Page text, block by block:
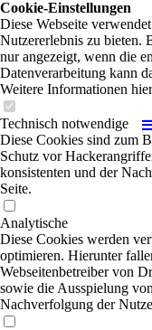
Cookie-Einstellungen
Diese Webseite
Nutzererlebnis zu bieten.
nur angezeigt, wenn die
Datenverarbeitung kann
Weitere Informationen
Technisch notwendige
Diese Cookies sind zum
Schutz vor
konsistenten und der
Seite.
Analytische
Diese Cookies werden
optimieren. Hierunter
Webseitenbetreiber von
sowie die Ausspielung
Nachverfolgung der